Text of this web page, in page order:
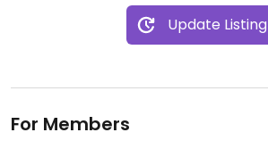
Update Listing
For Members